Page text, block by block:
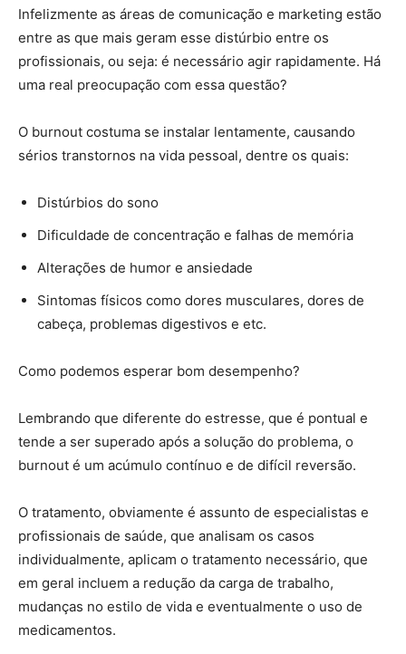
Infelizmente as áreas de comunicação e marketing estão
entre as que mais geram esse distúrbio entre os
profissionais, ou seja: é necessário agir rapidamente. Há
uma real preocupação com essa questão?
O burnout costuma se instalar lentamente, causando
sérios transtornos na vida pessoal, dentre os quais:
Distúrbios do sono
Dificuldade de concentração e falhas de memória
Alterações de humor e ansiedade
Sintomas físicos como dores musculares, dores de
cabeça, problemas digestivos e etc.
Como podemos esperar bom desempenho?
Lembrando que diferente do estresse, que é pontual e
tende a ser superado após a solução do problema, o
burnout é um acúmulo contínuo e de difícil reversão.
O tratamento, obviamente é assunto de especialistas e
profissionais de saúde, que analisam os casos
individualmente, aplicam o tratamento necessário, que
em geral incluem a redução da carga de trabalho,
mudanças no estilo de vida e eventualmente o uso de
medicamentos.